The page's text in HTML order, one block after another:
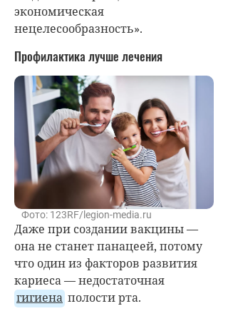
экономическая
нецелесообразность».
Профилактика лучше лечения
Фото: 123RF/legion-media.ru
Даже при создании вакцины —
она не станет панацеей, потому
что один из факторов развития
кариеса — недостаточная
гигиена полости рта.